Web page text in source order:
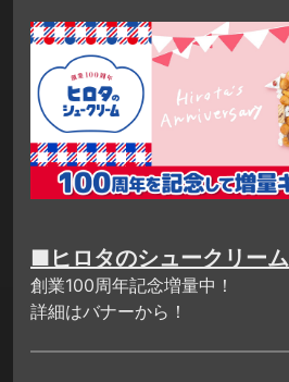
■ヒロタのシュークリーム
創業100周年記念増量中！
詳細はバナーから！